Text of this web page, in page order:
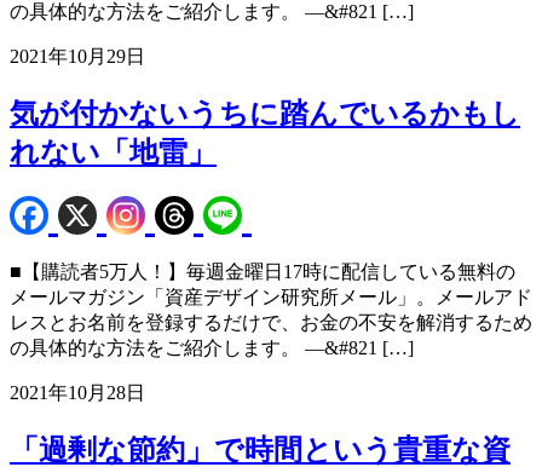
の具体的な方法をご紹介します。 —&#821 […]
2021年10月29日
気が付かないうちに踏んでいるかもし
れない「地雷」
■【購読者5万人！】毎週金曜日17時に配信している無料の
メールマガジン「資産デザイン研究所メール」。メールアド
レスとお名前を登録するだけで、お金の不安を解消するため
の具体的な方法をご紹介します。 —&#821 […]
2021年10月28日
「過剰な節約」で時間という貴重な資